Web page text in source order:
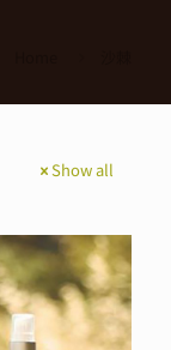
Show all